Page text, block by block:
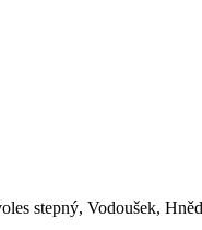
stepný, Vodoušek,